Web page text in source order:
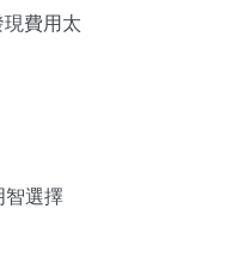
費用太
智選擇